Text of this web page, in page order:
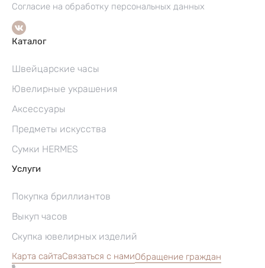
Согласие на обработку персональных данных
Каталог
Швейцарские часы
Ювелирные украшения
Аксессуары
Предметы искусства
Сумки HERMES
Услуги
Покупка бриллиантов
Выкуп часов
Скупка ювелирных изделий
Карта сайтаСвязаться с намиОбращение граждан